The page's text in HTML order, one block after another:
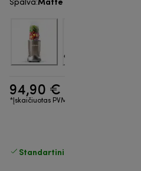
Spalva:
94,90 €
*Įskaičiuotas PVM
Standartinis nemokamas